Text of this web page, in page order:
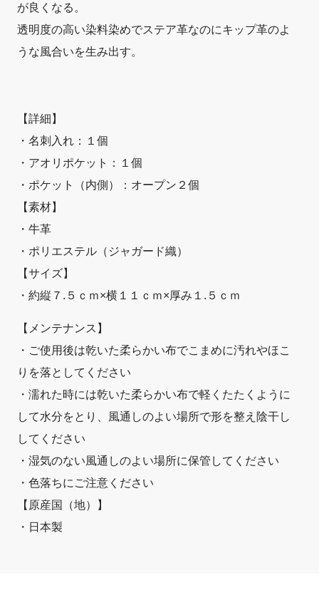
が良くなる。
透明度の高い染料染めでステア革なのにキップ革のよ
うな風合いを生み出す。
【詳細】
・名刺入れ：１個
・アオリポケット：１個
・ポケット（内側）：オープン２個
【素材】
・牛革
・ポリエステル（ジャガード織）
【サイズ】
・約縦７.５ｃｍ×横１１ｃｍ×厚み１.５ｃｍ
【メンテナンス】
・ご使用後は乾いた柔らかい布でこまめに汚れやほこ
りを落としてください
・濡れた時には乾いた柔らかい布で軽くたたくように
して水分をとり、風通しのよい場所で形を整え陰干し
してください
・湿気のない風通しのよい場所に保管してください
・色落ちにご注意ください
【原産国（地）】
・日本製